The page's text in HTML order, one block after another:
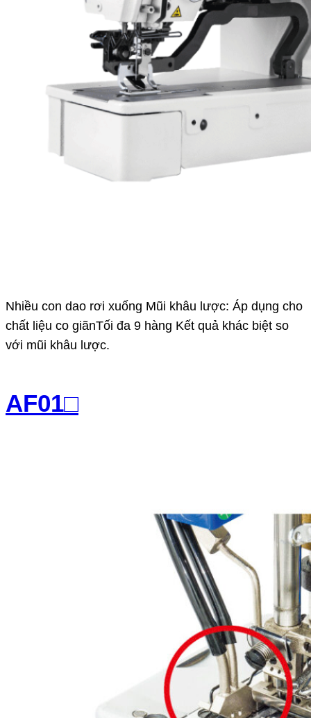
Nhiều con dao rơi xuống Mũi khâu lược: Áp dụng cho
chất liệu co giãnTối đa 9 hàng Kết quả khác biệt so
với mũi khâu lược.
AF01□